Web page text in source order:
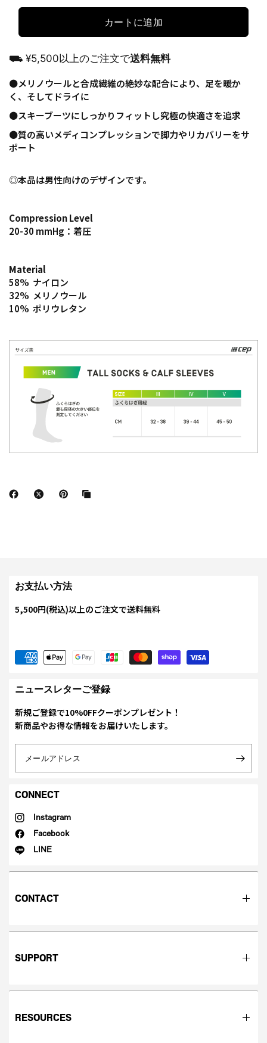
カートに追加
⛟ ¥5,500以上のご注文で送料無料
⚫️メリノウールと合成繊維の絶妙な配合により、足を暖か
く、そしてドライに
⚫️スキーブーツにしっかりフィットし究極の快適さを追求
⚫️質の高いメディコンプレッションで脚力やリカバリーをサ
ポート
◎本品は男性向けのデザインです。
Compression Level
20-30 mmHg：着圧
Material
58% ナイロン
32% メリノウール
10% ポリウレタン
お支払い方法
5,500円(税込)以上のご注文で送料無料
ニュースレターご登録
新規ご登録で10%0FFクーポンプレゼント！
新商品やお得な情報をお届けいたします。
メールアドレス
CONNECT
Instagram
Facebook
LINE
CONTACT
SUPPORT
RESOURCES